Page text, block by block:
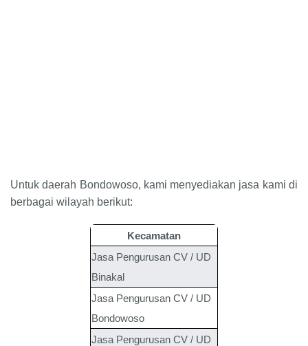
Untuk daerah Bondowoso, kami menyediakan jasa kami di
berbagai wilayah berikut:
Kecamatan
Jasa Pengurusan CV / UD
Binakal
Jasa Pengurusan CV / UD
Bondowoso
Jasa Pengurusan CV / UD